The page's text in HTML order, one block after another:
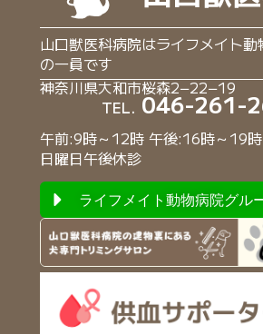
山口獣医科病院はライフメイト
の一員です
神奈川県大和市桜森2−22−19
TEL.046-261-
午前:9時～12時 午後:16時～19
日曜日午後休診
ライフメイト動物病院グル